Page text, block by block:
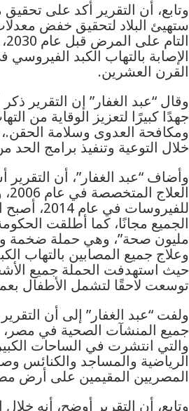
وتابع، أن التقرير أكد على
ستهيئ البلاد لتحقيق خفض
الإصابة بالتهاب الكبد الفيروسي
القرن العشرين.
وقال “عبد الغفار” إن التقرير
جهدًا كبيرًا لتعزيز الوقاية من
ومكافحة العدوى وسلامة
خلال التوعية وتنفيذ برامج الحد
وأضاف “عبد الغفار”، أن
للفيروسات
مليون صحة”، وهي حملة ضخمة
وعلاج جميع المصابين بالتهاب
توسعت لاحقًا لتشمل الأطفال بعمر 12 عامًا فما
ولفت “عبد الغفار” إلى أن
جميع المنشآت الصحية في مصر،
والتي انتشرت في الساحات
الرياضية والمساجد والكنائس
المصريين المقيمين على أرض